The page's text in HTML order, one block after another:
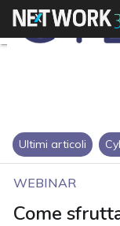
Ultimi articoli
WEBINAR
Come